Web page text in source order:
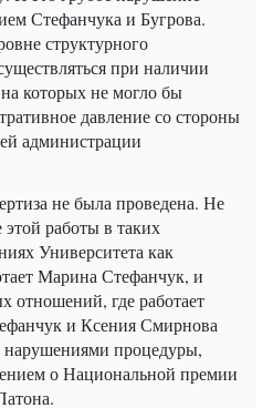
Стефанчука и Бугрова.
структурного
при наличии
которых не могло бы
давление со стороны
администрации
не была проведена. Не
этой работы в таких
Университета как
Марина Стефанчук, и
отношений, где работает
и Ксения Смирнова
нарушениями процедуры,
о Национальной премии